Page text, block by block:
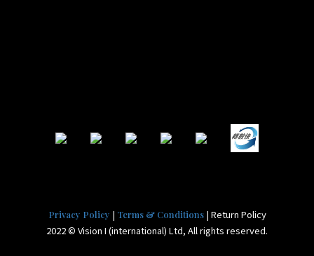
Privacy Policy | Terms & Conditions| Return Policy
2022 © Vision I (international) Ltd, All rights reserved.